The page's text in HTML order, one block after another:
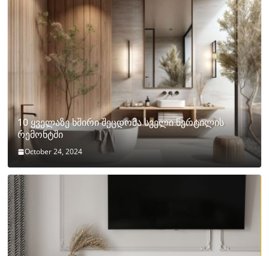
10 ყველაზე ხშირი შეცდომა სველი წერტილის
რემონტში
October 24, 2024